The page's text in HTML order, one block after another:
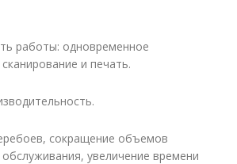
работы: одновременное
и печать.
сокращение объемов
обслуживания, увеличение времени